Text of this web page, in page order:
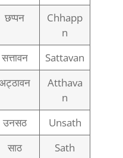
छप्पन
Chhapp
n
सत्तावन
Sattavan
Atthava
n
उनसठ
Unsath
साठ Sath